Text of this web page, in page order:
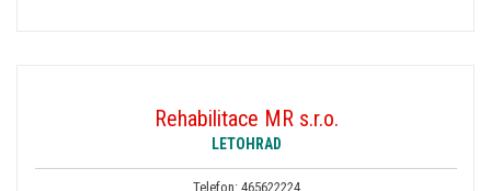
Rehabilitace MR s.r.o.
LETOHRAD
Telefon: 465622224